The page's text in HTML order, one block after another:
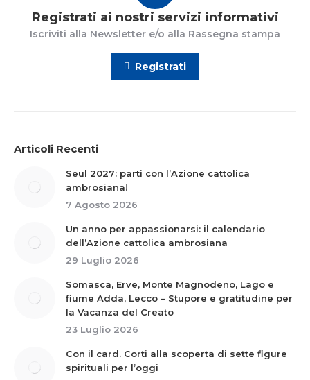
Registrati ai nostri servizi informativi
Iscriviti alla Newsletter e/o alla Rassegna stampa
Registrati
Articoli Recenti
Seul 2027: parti con l’Azione cattolica
ambrosiana!
7 Agosto 2026
Un anno per appassionarsi: il calendario
dell’Azione cattolica ambrosiana
29 Luglio 2026
Somasca, Erve, Monte Magnodeno, Lago e
fiume Adda, Lecco – Stupore e gratitudine per
la Vacanza del Creato
23 Luglio 2026
Con il card. Corti alla scoperta di sette figure
spirituali per l’oggi